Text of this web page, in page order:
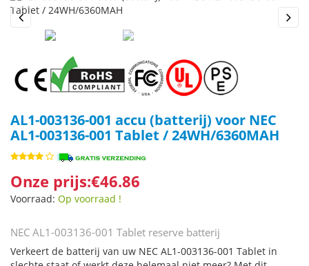
Previous
AL1-003136-001 accu (batterij) voor NEC
AL1-003136-001 Tablet / 24WH/6360MAH
Onze prijs:€46.86
Voorraad: Op voorraad !
NEC AL1-003136-001 Tablet reserve batterij
Verkeert de batterij van uw NEC AL1-003136-001 Tablet in